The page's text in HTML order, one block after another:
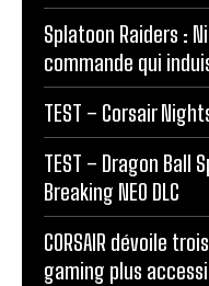
Splatoon Raiders :
commande qui
TEST – Corsair
TEST – Dragon Ball
Breaking NEO DLC
CORSAIR dévoile
gaming plus